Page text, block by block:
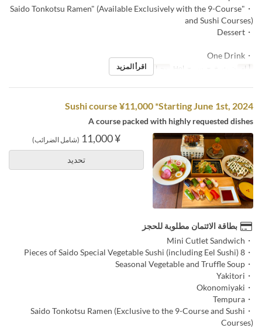
・"Saido Tonkotsu Ramen" (Available Exclusively with the 9-Course
and Sushi Courses)
・Dessert
・One Drink
أيام وجبات العشاء
اقرأ المزيد
Sushi course ¥11,000 *Starting June 1st, 2024
A course packed with highly requested dishes
¥ 11,000 (شامل الضرائب)
تحديد
بطاقة الائتمان مطلوبة للحجز
・Mini Cutlet Sandwich
・8 Pieces of Saido Special Vegetable Sushi (including Eel Sushi)
・Seasonal Vegetable and Truffle Soup
・Yakitori
・Okonomiyaki
・Tempura
・Saido Tonkotsu Ramen (Exclusive to the 9-Course and Sushi
Courses)